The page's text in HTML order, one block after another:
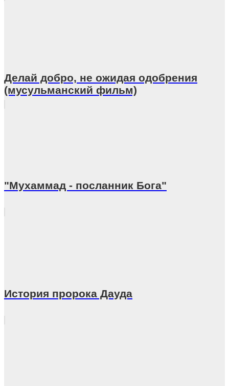
Делай добро, не ожидая одобрения
(мусульманский фильм)
"Мухаммад - посланник Бога"
История пророка Дауда